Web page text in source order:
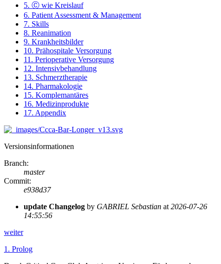
5. Ⓒ wie Kreislauf
6. Patient Assessment & Management
7. Skills
8. Reanimation
9. Krankheitsbilder
10. Prähospitale Versorgung
11. Perioperative Versorgung
12. Intensivbehandlung
13. Schmerztherapie
14. Pharmakologie
15. Komplemantäres
16. Medizinprodukte
17. Appendix
Versionsinformationen
Branch:
master
Commit:
e938d37
update Changelog by GABRIEL Sebastian at 2026-07-26
14:55:56
weiter
1. Prolog